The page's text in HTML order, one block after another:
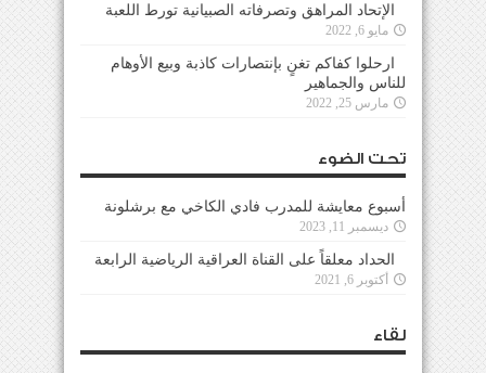
الإتحاد المراهق وتصرفاته الصبيانية تورط اللعبة
مايو 6, 2022
ارحلوا كفاكم تغنٍ بإنتصارات كاذبة وبيع الأوهام
للناس والجماهير
مارس 25, 2022
تحت الضوء
أسبوع معايشة للمدرب فادي الكاخي مع برشلونة
ديسمبر 11, 2023
الحداد معلقاً على القناة العراقية الرياضية الرابعة
أكتوبر 6, 2021
لقاء